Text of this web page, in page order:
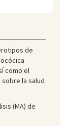
de
como el
la salud
(MA) de